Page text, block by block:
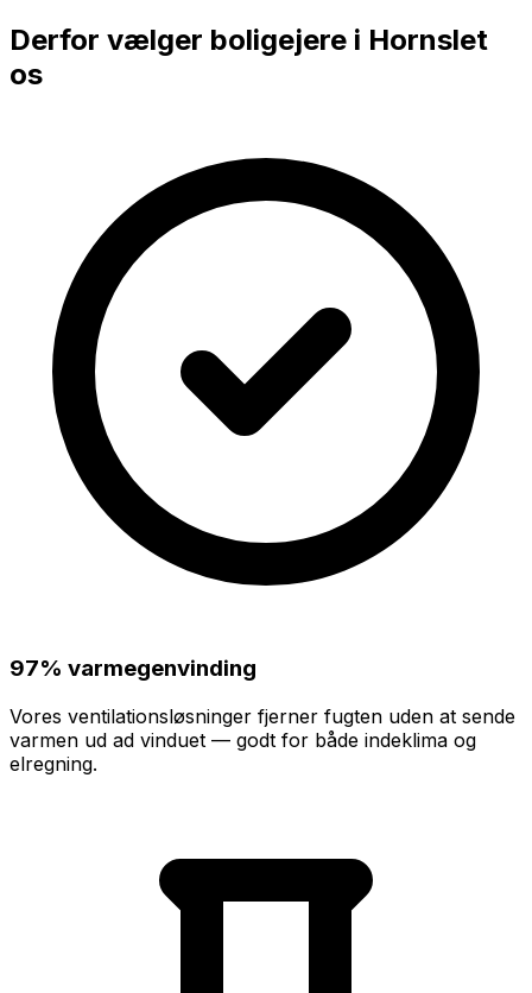
Derfor vælger boligejere i Hornslet
os
97% varmegenvinding
Vores ventilationsløsninger fjerner fugten uden at sende
varmen ud ad vinduet — godt for både indeklima og
elregning.